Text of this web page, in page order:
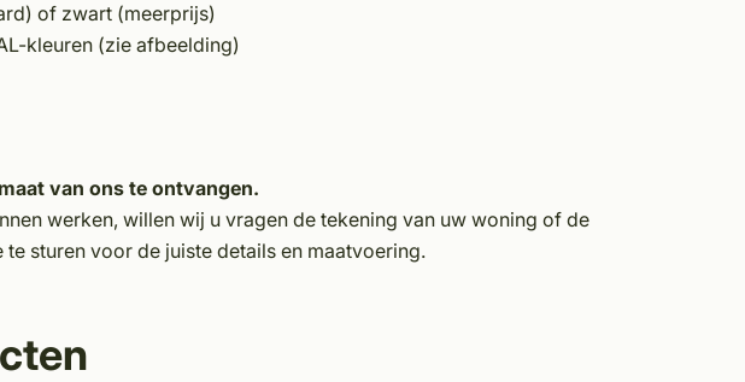
of zwart (meerprijs)
kleuren (zie afbeelding)
van ons te ontvangen.
werken, willen wij u vragen de tekening van uw woning of de
sturen voor de juiste details en maatvoering.